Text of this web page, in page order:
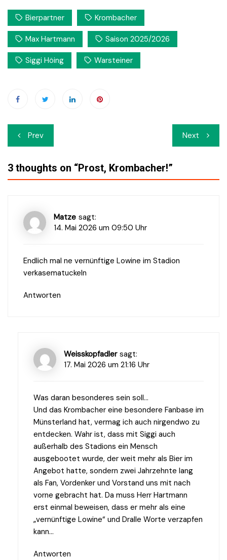
Bierpartner Krombacher
Max Hartmann Saison 2025/2026
Siggi Höing Warsteiner
Beitrags-
Navigation
Prev Next
3 thoughts on “Prost, Krombacher!”
Matze sagt:
14. Mai 2026 um 09:50 Uhr
Endlich mal ne vernünftige Lowine im Stadion
verkasematuckeln
Antworten
Weisskopfadler sagt:
17. Mai 2026 um 21:16 Uhr
Was daran besonderes sein soll…
Und das Krombacher eine besondere Fanbase im
Münsterland hat, vermag ich auch nirgendwo zu
entdecken. Wahr ist, dass mit Siggi auch
außerhalb des Stadions ein Mensch
ausgebootet wurde, der weit mehr als Bier im
Angebot hatte, sondern zwei Jahrzehnte lang
als Fan, Vordenker und Vorstand uns mit nach
vorne gebracht hat. Da muss Herr Hartmann
erst einmal beweisen, dass er mehr als eine
„vernünftige Lowine“ und Dralle Worte verzapfen
kann…
Antworten